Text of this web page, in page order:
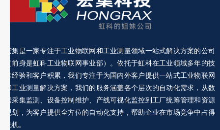
宏集是一家专注于工业物联网和工业测量领域一站式解决方案的公司
（前身是虹科工业物联网事业部）。依托于虹科在工业领域多年的技
术经验和客户积累，我们专注于为国内外客户提供一站式工业物联网
和工业测量解决方案，我们的服务涵盖各个层次的自动化需求，从数
据采集监测、设备控制维护、产线可视化监控到工厂统筹管理和资源
规划，为客户提供全方位的自动化支持，帮助企业在市场竞争中占得
先机。